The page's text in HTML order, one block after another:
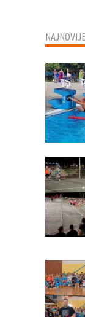
NAJNOVIJE